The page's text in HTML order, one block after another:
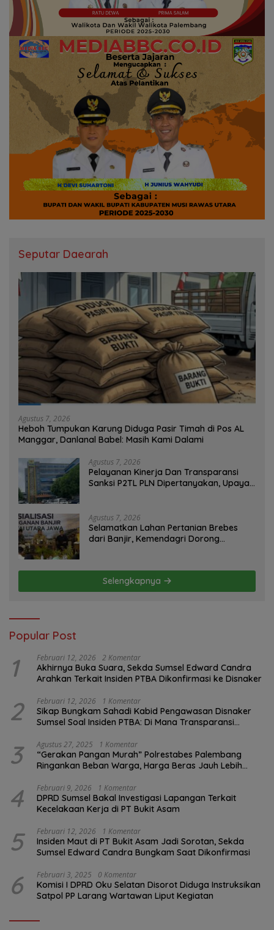
Seputar Daearah
Agustus 7, 2026
Heboh Tumpukan Karung Diduga Pasir Timah di Pos AL
Manggar, Danlanal Babel: Masih Kami Dalami
Agustus 7, 2026
Pelayanan Kinerja Dan Transparansi
Sanksi P2TL PLN Dipertanyakan, Upaya
Agustus 7, 2026
Selamatkan Lahan Pertanian Brebes
dari Banjir, Kemendagri Dorong
Selengkapnya
Popular Post
1 Februari 12, 2026 2 Komentar
Akhirnya Buka Suara, Sekda Sumsel Edward Candra
Arahkan Terkait Insiden PTBA Dikonfirmasi ke Disnaker
2 Februari 12, 2026 1 Komentar
Sikap Bungkam Sahadi Kabid Pengawasan Disnaker
Sumsel Soal Insiden PTBA: Di Mana Transparansi
3 Agustus 27, 2025 1 Komentar
“Gerakan Pangan Murah” Polrestabes Palembang
Ringankan Beban Warga, Harga Beras Jauh Lebih
4 Februari 9, 2026 1 Komentar
DPRD Sumsel Bakal Investigasi Lapangan Terkait
Kecelakaan Kerja di PT Bukit Asam
5 Februari 12, 2026 1 Komentar
Insiden Maut di PT Bukit Asam Jadi Sorotan, Sekda
Sumsel Edward Candra Bungkam Saat Dikonfirmasi
6 Februari 3, 2025 0 Komentar
Komisi I DPRD Oku Selatan Disorot Diduga Instruksikan
Satpol PP Larang Wartawan Liput Kegiatan